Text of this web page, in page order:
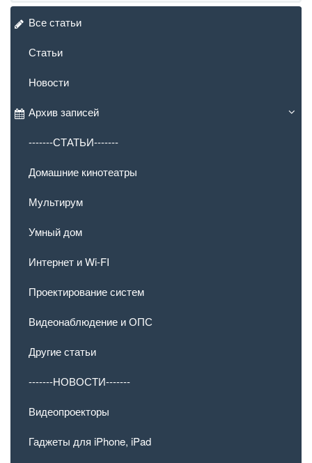
Все статьи
Статьи
Новости
Архив записей
-------СТАТЬИ-------
Домашние кинотеатры
Мультирум
Умный дом
Интернет и Wi-FI
Проектирование систем
Видеонаблюдение и ОПС
Другие статьи
-------НОВОСТИ-------
Видеопроекторы
Гаджеты для iPhone, iPad